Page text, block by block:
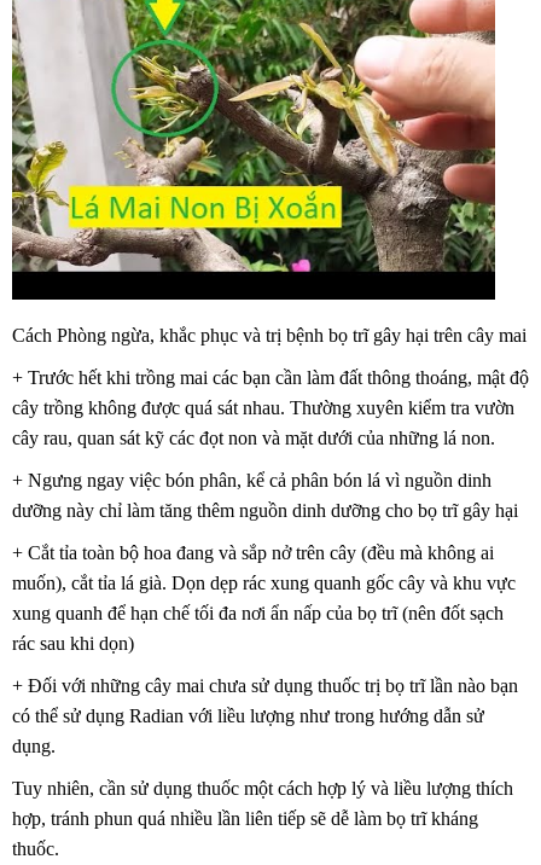
Cách Phòng ngừa, khắc phục và trị bệnh bọ trĩ gây hại trên cây mai
+ Trước hết khi trồng mai các bạn cần làm đất thông thoáng, mật độ
cây trồng không được quá sát nhau. Thường xuyên kiểm tra vườn
cây rau, quan sát kỹ các đọt non và mặt dưới của những lá non.
+ Ngưng ngay việc bón phân, kể cả phân bón lá vì nguồn dinh
dưỡng này chỉ làm tăng thêm nguồn dinh dưỡng cho bọ trĩ gây hại
+ Cắt tỉa toàn bộ hoa đang và sắp nở trên cây (đều mà không ai
muốn), cắt tỉa lá già. Dọn dẹp rác xung quanh gốc cây và khu vực
xung quanh để hạn chế tối đa nơi ẩn nấp của bọ trĩ (nên đốt sạch
rác sau khi dọn)
+ Đối với những cây mai chưa sử dụng thuốc trị bọ trĩ lần nào bạn
có thể sử dụng Radian với liều lượng như trong hướng dẫn sử
dụng.
Tuy nhiên, cần sử dụng thuốc một cách hợp lý và liều lượng thích
hợp, tránh phun quá nhiều lần liên tiếp sẽ dễ làm bọ trĩ kháng
thuốc.